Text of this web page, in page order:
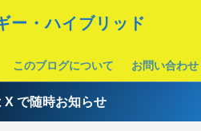
ー・ハイブリッド
このブログについて お問い合わせ
X で随時お知らせ